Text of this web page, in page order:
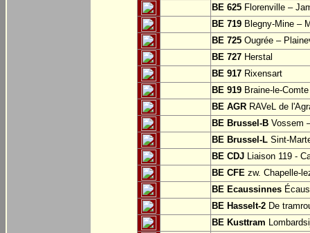
BE 625 Florenville –
BE 719 Blegny-Mine –
BE 725 Ougrée –
BE 727 Herstal
BE 917 Rixensart
BE 919 Braine-le-
BE AGR RAVeL de
BE Brussel-B Vossem
BE Brussel-L Sint-
BE CDJ Liaison 119 -
BE CFE zw. Chapelle-
BE Ecaussinnes
BE Hasselt-2 De
BE Kusttram